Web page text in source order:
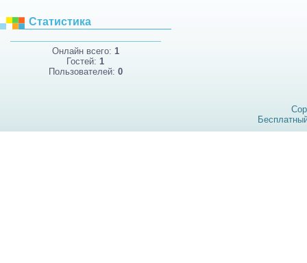
Статистика
Онлайн всего: 1
Гостей:1
Пользователей: 0